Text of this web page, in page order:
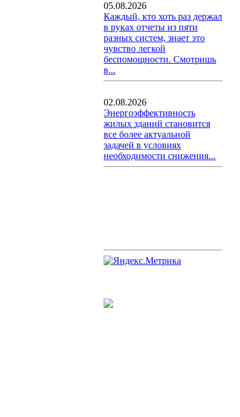
05.08.2026
Каждый, кто хоть раз держал
в руках отчеты из пяти
разных систем, знает это
чувство легкой
беспомощности. Смотришь
в...
02.08.2026
Энергоэффективность
жилых зданий становится
все более актуальной
задачей в условиях
необходимости снижения...